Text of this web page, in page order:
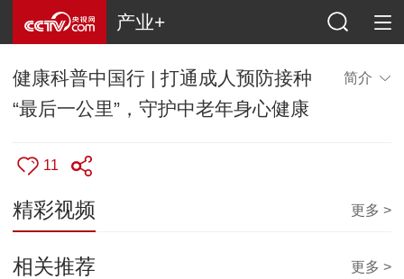
产业+
健康科普中国行 | 打通成人预防接种
“最后一公里”，守护中老年身心健康
简介
11
精彩视频 更多 >
相关推荐 更多 >